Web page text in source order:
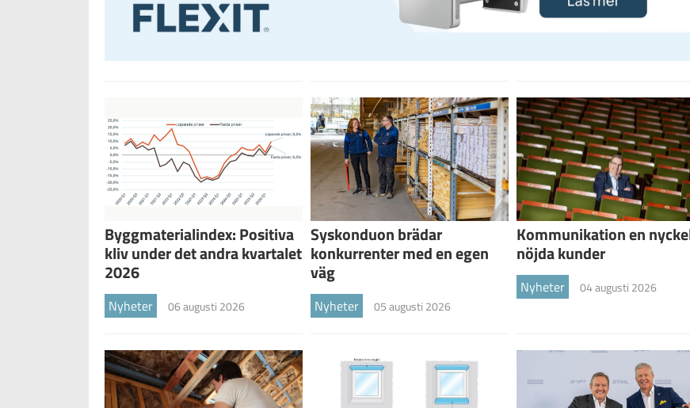
Byggmaterialindex: Positiva
kliv under det andra kvartalet
2026
Nyheter 06 augusti 2026
Syskonduon brädar
konkurrenter med en egen
väg
Nyheter 05 augusti 2026
Kommunikation en
nöjda kunder
Nyheter 04 augusti 2026